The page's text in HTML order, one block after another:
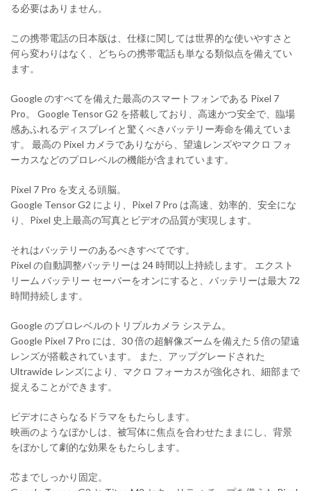
る必要はありません。
この携帯電話の日本版は、仕様に関しては世界的な使いやすさと
何ら変わりはなく、どちらの携帯電話も単なる類似点を備えてい
ます。
Google のすべてを備えた最高のスマートフォンである Pixel 7
Pro。 Google Tensor G2 を搭載しており、高速かつ安全で、臨場
感あふれるディスプレイと驚くべきバッテリー寿命を備えていま
す。 最高の Pixel カメラでありながら、望遠レンズやマクロ フォ
ーカスなどのプロレベルの機能が含まれています。
Pixel 7 Pro を支える頭脳。
Google Tensor G2 により、Pixel 7 Pro は高速、効率的、安全にな
り、Pixel 史上最高の写真とビデオの品質が実現します。
それはバッテリーのあるべきすべてです。
Pixel の自動調整バッテリーは 24 時間以上持続します。 エクスト
リーム バッテリー セーバーをオンにすると、バッテリーは最大 72
時間持続します。
Google のプロレベルのトリプルカメラ システム。
Google Pixel 7 Pro には、30 倍の超解像ズームを備えた 5 倍の望遠
レンズが搭載されています。 また、アップグレードされた
Ultrawide レンズにより、マクロ フォーカスが強化され、細部まで
捉えることができます。
ビデオにさらなるドラマをもたらします。
映画のようなぼかしは、被写体に焦点を合わせたままにし、背景
をぼかして劇的な効果をもたらします。
芯までしっかり固定。